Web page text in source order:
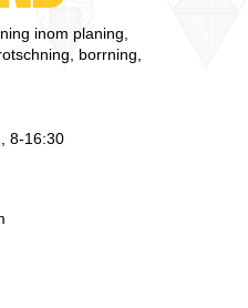
inom planing,
borrning,
8-16:30